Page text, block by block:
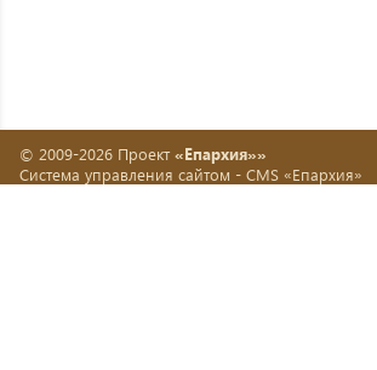
© 2009-2026 Проект «Епархия»»
Система управления сайтом - CMS «Епархия»